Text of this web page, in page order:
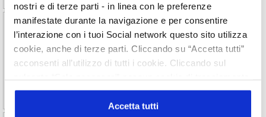
nostri e di terze parti - in linea con le preferenze
manifestate durante la navigazione e per consentire
l’interazione con i tuoi Social network questo sito utilizza
cookie, anche di terze parti. Cliccando su “Accetta tutti”
acconsenti all’utilizzo di tutti i cookie. Cliccando sul
o profilazione viene utilizzato. Cliccando su
“Personalizza le scelte” è possibile esprimere la propria
Accetta tutti
2026/30 Riunione Working Group
Cosmetics – Bruxelles, 13 marzo 2026
Illustrazione dei principali argomenti trattati nella riunione